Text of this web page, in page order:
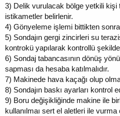
3) Delik vurulacak bölge yetkili kişi
istikametler belirlenir.
4) Gönyeleme işlemi bittikten
5) Sondajın gergi zincirleri su
kontrokü yapılarak kontrollü
6) Sondaj tabancasının dönüş
sapması da hesaba katılmalıdır.
7) Makinede hava kaçağı olup
8) Sondajın baskı ayarları kontrol
9) Boru değişikliğinde makine ile
kullanılmaı sert el aletleri ile